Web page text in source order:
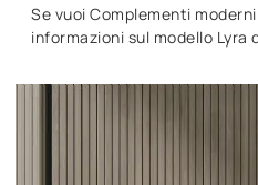
Se vuoi Complementi
informazioni sul modello Lyra